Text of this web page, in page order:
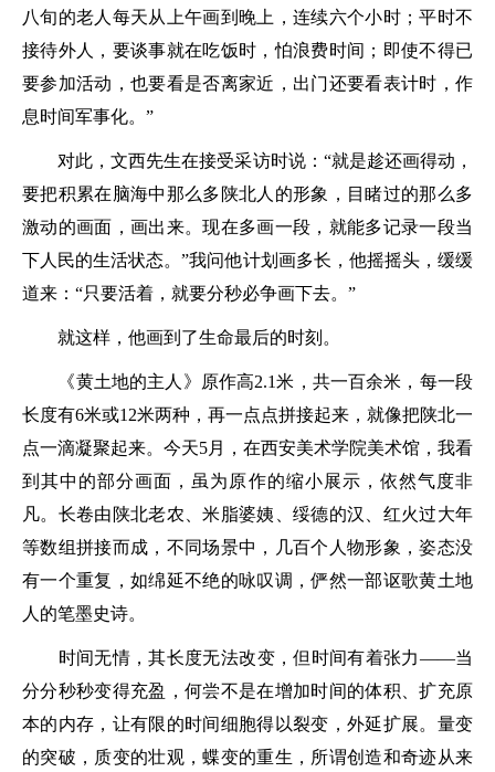
八旬的老人每天从上午画到晚上，连续六个小时；平时不
接待外人，要谈事就在吃饭时，怕浪费时间；即使不得已
要参加活动，也要看是否离家近，出门还要看表计时，作
息时间军事化。”
对此，文西先生在接受采访时说：“就是趁还画得动，
要把积累在脑海中那么多陕北人的形象，目睹过的那么多
激动的画面，画出来。现在多画一段，就能多记录一段当
下人民的生活状态。”我问他计划画多长，他摇摇头，缓缓
道来：“只要活着，就要分秒必争画下去。”
就这样，他画到了生命最后的时刻。
《黄土地的主人》原作高2.1米，共一百余米，每一段
长度有6米或12米两种，再一点点拼接起来，就像把陕北一
点一滴凝聚起来。今天5月，在西安美术学院美术馆，我看
到其中的部分画面，虽为原作的缩小展示，依然气度非
凡。长卷由陕北老农、米脂婆姨、绥德的汉、红火过大年
等数组拼接而成，不同场景中，几百个人物形象，姿态没
有一个重复，如绵延不绝的咏叹调，俨然一部讴歌黄土地
人的笔墨史诗。
时间无情，其长度无法改变，但时间有着张力——当
分分秒秒变得充盈，何尝不是在增加时间的体积、扩充原
本的内存，让有限的时间细胞得以裂变，外延扩展。量变
的突破，质变的壮观，蝶变的重生，所谓创造和奇迹从来